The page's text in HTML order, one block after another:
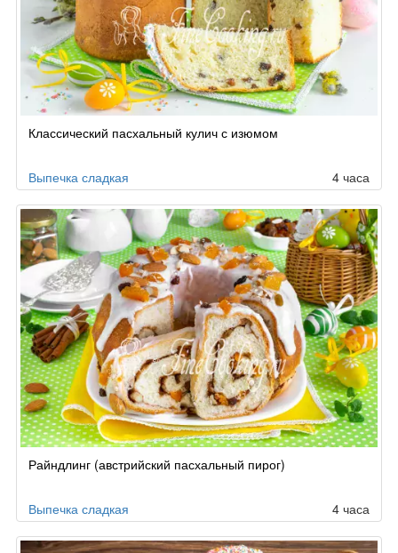
Классический пасхальный кулич с изюмом
Выпечка сладкая 4 часа
Райндлинг (австрийский пасхальный пирог)
Выпечка сладкая 4 часа